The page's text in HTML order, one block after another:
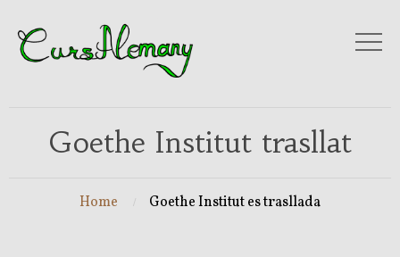
Goethe Institut trasllat
Home Goethe Institut es trasllada